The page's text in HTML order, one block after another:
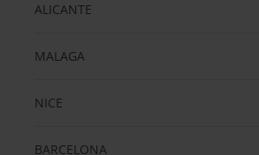
ALICANTE
MALAGA
NICE
BARCELONA